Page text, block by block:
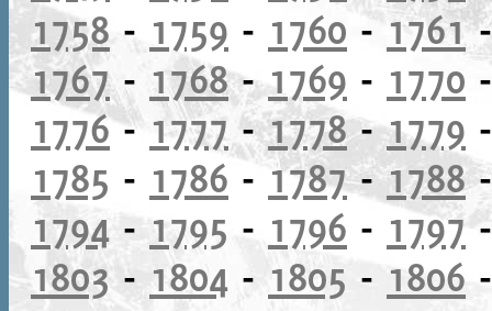
1758- 1759 - 1760 - 1761
1767- 1768-1769 - 1770
1776- 1777-1778-1779
1785 - 1786 - 1787-1788
1794-1795 - 1796 - 1797
1803- 1804 - 1805 - 1806